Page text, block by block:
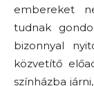
embereket
tudnak
bizonnyal
közvetítő
színházba